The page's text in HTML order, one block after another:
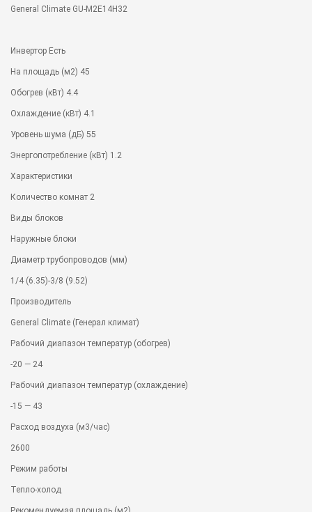
General Climate GU-M2E14H32
Инвертор Есть
На площадь (м2) 45
Обогрев (кВт) 4.4
Охлаждение (кВт) 4.1
Уровень шума (дБ) 55
Энергопотребление (кВт) 1.2
Характеристики
Количество комнат 2
Виды блоков
Наружные блоки
Диаметр трубопроводов (мм)
1/4 (6.35)-3/8 (9.52)
Производитель
General Climate (Генерал климат)
Рабочий диапазон температур (обогрев)
-20 — 24
Рабочий диапазон температур (охлаждение)
-15 — 43
Расход воздуха (м3/час)
2600
Режим работы
Тепло-холод